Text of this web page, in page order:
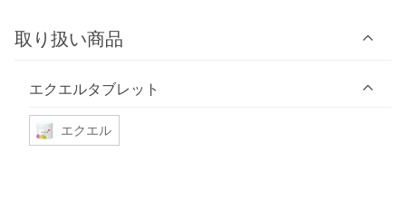
取り扱い商品
エクエルタブレット
エクエル